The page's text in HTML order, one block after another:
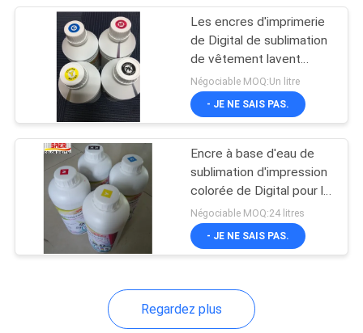
Machine
d'impression de
drapeau
machine
d'impression de
sublimation
178
Les encres d'imprimerie
de Digital de sublimation
de vêtement lavent
résistant pour le courrier
extérieur d'intérieur
Négociable MOQ:Un litre
- JE NE SAIS PAS.
Encre à base d'eau de
sublimation d'impression
colorée de Digital pour la
peinture de tissu de
nature de textiles
Négociable MOQ:24 litres
- JE NE SAIS PAS.
Regardez plus